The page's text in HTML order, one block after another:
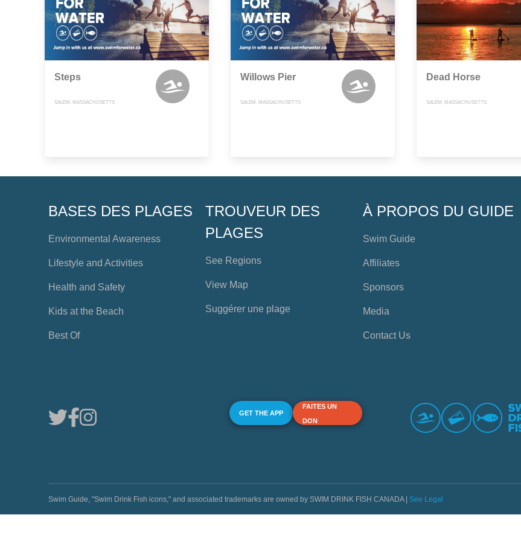
Steps
SALEM, MASSACHUSETTS
Willows Pier
SALEM, MASSACHUSETTS
Dead Horse
SALEM, MASSACHUSETTS
BASES DES PLAGES
Environmental Awareness
Lifestyle and Activities
Health and Safety
Kids at the Beach
Best Of
TROUVEUR DES
PLAGES
See Regions
View Map
Suggérer une plage
À PROPOS DU GUIDE
Swim Guide
Affiliates
Sponsors
Media
Contact Us
GET THE APP
FAITES UN
DON
Swim Guide, "Swim Drink Fish icons," and associated trademarks are owned by SWIM DRINK FISH CANADA | See Legal